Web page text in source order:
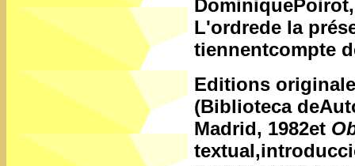
L'ordrede la
tiennentcompte
Editions
(Biblioteca
Madrid, 1982et